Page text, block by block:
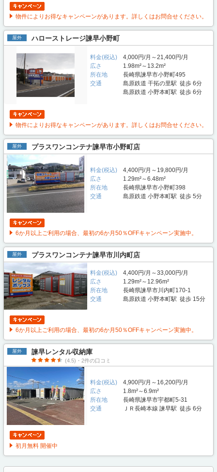
物件によりお得なキャンペーンがあります。詳しくはお問合せください。
屋外 ハローストレージ諫早小野町
料金(税込)
4,000円/月～21,400円/月
広さ
1.98m²～13.2m²
所在地
長崎県諫早市小野町495
交通
島原鉄道 干拓の里駅 徒歩 6分
島原鉄道 小野本町駅 徒歩 6分
物件によりお得なキャンペーンがあります。詳しくはお問合せください。
屋外 プラスワンコンテナ諫早市小野町店
料金(税込)
4,400円/月～19,800円/月
広さ
1.29m²～6.48m²
所在地
長崎県諫早市小野町398
交通
島原鉄道 小野本町駅 徒歩 5分
6か月以上ご利用の場合、最初の6か月50％OFFキャンペーン実施中。
屋外 プラスワンコンテナ諫早市川内町店
料金(税込)
4,400円/月～33,000円/月
広さ
1.29m²～12.96m²
所在地
長崎県諫早市川内町170-1
交通
島原鉄道 小野本町駅 徒歩 15分
6か月以上ご利用の場合、最初の6か月50％OFFキャンペーン実施中。
屋外 諫早レンタル収納庫
(4.5)・2件の口コミ
料金(税込)
4,900円/月～16,200円/月
広さ
1.8m²～6.9m²
所在地
長崎県諫早市宇都町5-31
交通
ＪＲ長崎本線 諫早駅 徒歩 6分
初月無料 開催中